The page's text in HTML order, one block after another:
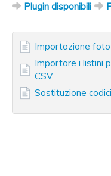
Plugin disponibili
Importazione
Importare i listini
CSV
Sostituzione